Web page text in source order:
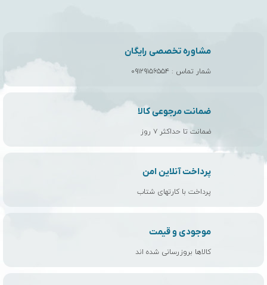
مشاوره تخصصی رایگان
شمار تماس : ۰۹۱۲۹۱۵۶۵۵۴
ضمانت مرجوعی کالا
ضمانت تا حداکثر ۷ روز
پرداخت آنلاین امن
پرداخت با کارتهای شتاب
موجودی و قیمت
کالاها بروزرسانی شده اند